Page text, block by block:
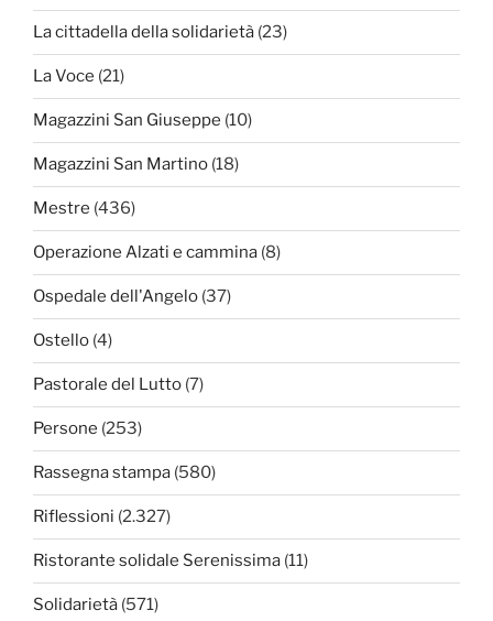
La cittadella della solidarietà (23)
La Voce (21)
Magazzini San Giuseppe (10)
Magazzini San Martino (18)
Mestre (436)
Operazione Alzati e cammina (8)
Ospedale dell'Angelo (37)
Ostello (4)
Pastorale del Lutto (7)
Persone (253)
Rassegna stampa (580)
Riflessioni (2.327)
Ristorante solidale Serenissima (11)
Solidarietà (571)